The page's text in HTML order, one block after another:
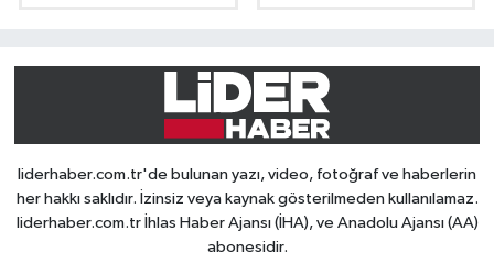
liderhaber.com.tr'de bulunan yazı, video, fotoğraf ve haberlerin
her hakkı saklıdır. İzinsiz veya kaynak gösterilmeden kullanılamaz.
liderhaber.com.tr İhlas Haber Ajansı (İHA), ve Anadolu Ajansı (AA)
abonesidir.